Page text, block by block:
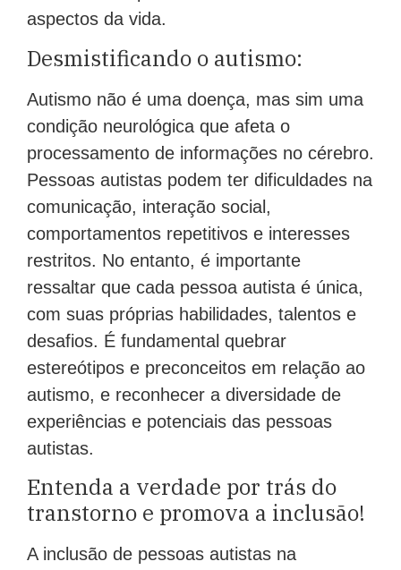
aspectos da vida.
Desmistificando o autismo:
Autismo não é uma doença, mas sim uma
condição neurológica que afeta o
processamento de informações no cérebro.
Pessoas autistas podem ter dificuldades na
comunicação, interação social,
comportamentos repetitivos e interesses
restritos. No entanto, é importante
ressaltar que cada pessoa autista é única,
com suas próprias habilidades, talentos e
desafios. É fundamental quebrar
estereótipos e preconceitos em relação ao
autismo, e reconhecer a diversidade de
experiências e potenciais das pessoas
autistas.
Entenda a verdade por trás do
transtorno e promova a inclusão!
A inclusão de pessoas autistas na